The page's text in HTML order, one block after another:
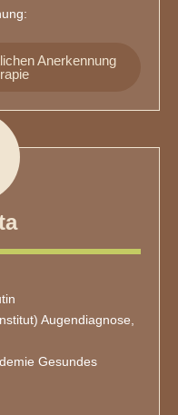
Anerkennung
Augendiagnose,
Gesundes